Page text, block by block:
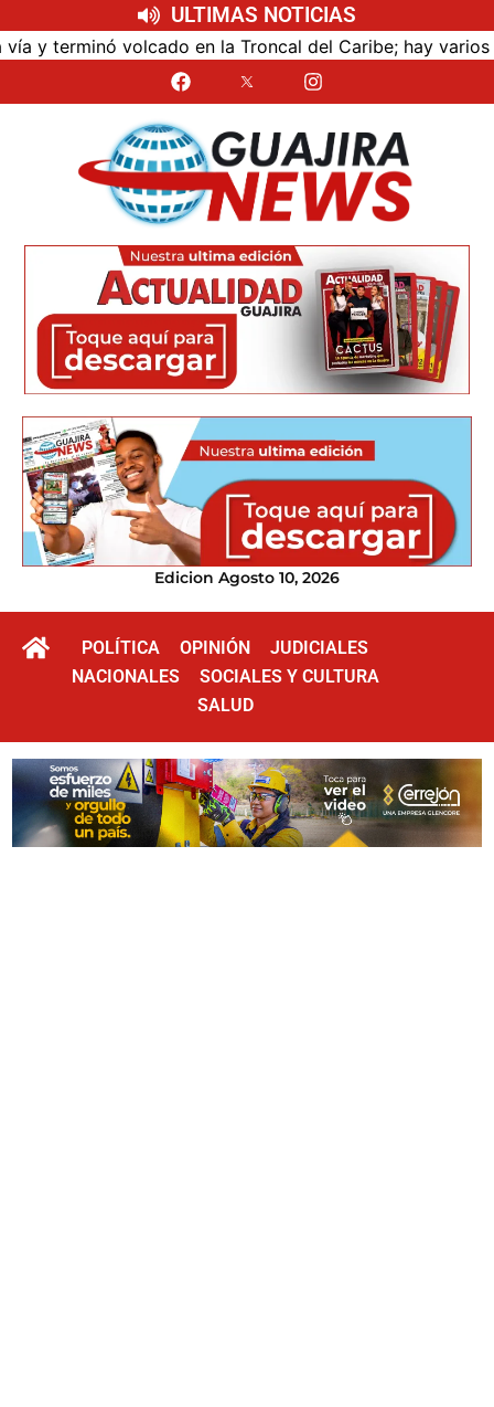
ULTIMAS NOTICIAS
volcado en la Troncal del Caribe; hay varios
Edicion Agosto 10, 2026
POLÍTICA OPINIÓN
JUDICIALES
NACIONALES
SOCIALES Y CULTURA
SALUD